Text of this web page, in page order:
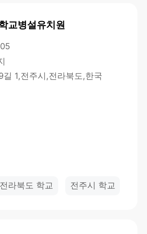
교병설유치원
길 1,전주시,전라북도,한국
전라북도 학교 전주시 학교